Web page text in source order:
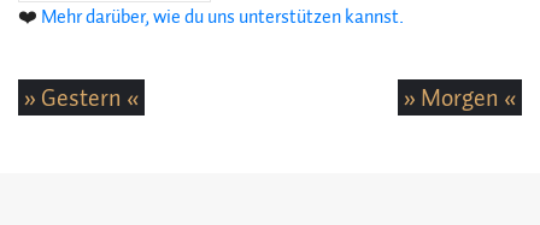
❤️ Mehr darüber, wie du uns unterstützen kannst.
» Gestern « » Morgen «